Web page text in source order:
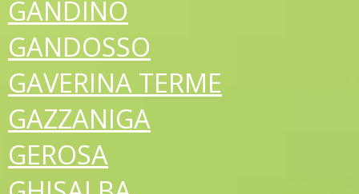
GANDINO
GANDOSSO
GAVERINA TERME
GAZZANIGA
GEROSA